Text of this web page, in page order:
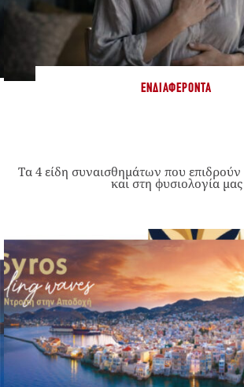
ΕΝΔΙΑΦΈΡΟΝΤΑ
Τα 4 είδη συναισθημάτων που
και στη φυσιολογία μας